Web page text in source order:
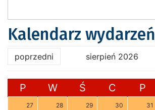
Kalendarz wydarzeń
poprzedni sierpień 2026
P W Ś C P
27 28 29 30 31